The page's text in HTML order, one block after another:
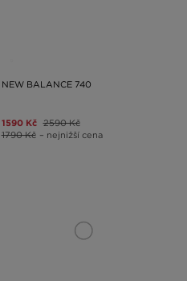
NEW BALANCE 740
1590 Kč 2590 Kč
1790 Kč – nejnižší cena